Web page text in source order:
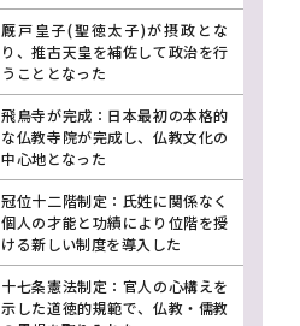
厩戸皇子(聖徳太子)が摂政とな
り、推古天皇を補佐して政治を行
うこととなった
飛鳥寺が完成：日本最初の本格的
な仏教寺院が完成し、仏教文化の
中心地となった
冠位十二階制定：氏姓に関係なく
個人の才能と功績により位階を授
ける新しい制度を導入した
十七条憲法制定：官人の心構えを
示した道徳的規範で、仏教・儒教